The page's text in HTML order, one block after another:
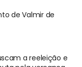
de Valmir de
a reeleição e